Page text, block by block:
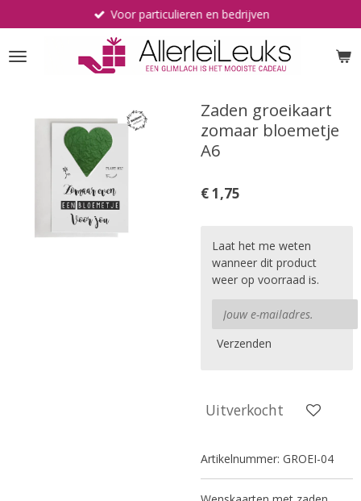
direct
naar
de
Voor particulieren en bedrijven
Zaden groeikaart
zomaar bloemetje
A6
€ 1,75
Laat het me weten
wanneer dit product
weer op voorraad is.
Verzenden
Uitverkocht
Artikelnummer: GROEI-04